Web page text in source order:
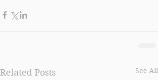
Related Posts See All